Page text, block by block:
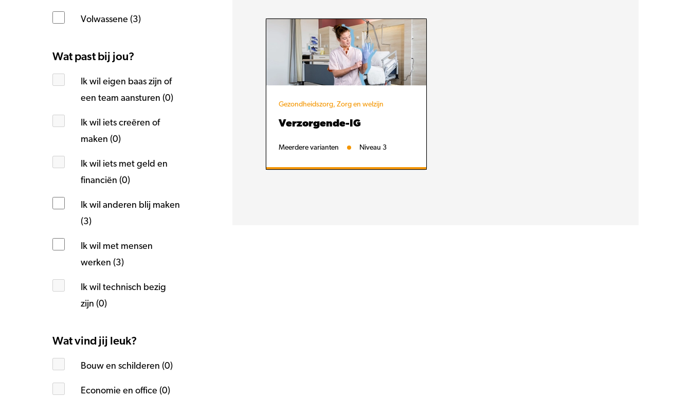
Volwassene (3)
Wat past bij jou?
Ik wil eigen baas zijn of
een team aansturen (0)
Ik wil iets creëren of
maken (0)
Ik wil iets met geld en
financiën (0)
Ik wil anderen blij maken
(3)
Ik wil met mensen
werken (3)
Ik wil technisch bezig
zijn (0)
Wat vind jij leuk?
Bouw en schilderen (0)
Economie en office (0)
Gezondheidszorg, Zorg en welzijn
Verzorgende-IG
Meerdere varianten Niveau 3